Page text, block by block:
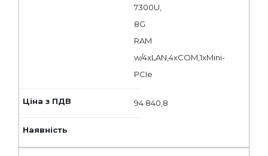
7300U,
8G
RAM
w/4xLAN,4xCOM,1xMini-
PCIe
94 840,8